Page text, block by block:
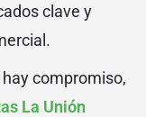
clave y
compromiso,
La Unión